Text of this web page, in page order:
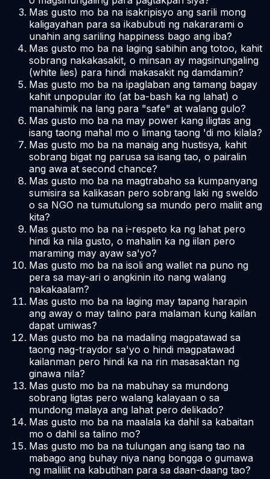
Mas gusto mo ba na isakripisyo ang sarili mong
kaligayahan para sa ikabubuti ng nakararami o
unahin ang sariling happiness bago ang iba?
Mas gusto mo ba na laging sabihin ang totoo, kahit
sobrang nakakasakit, o minsan ay magsinungaling
(white lies) para hindi makasakit ng damdamin?
Mas gusto mo ba na ipaglaban ang tamang bagay
kahit unpopular ito (at ba-bash ka ng lahat) o
manahimik na lang para "safe" at walang gulo?
Mas gusto mo ba na may power kang iligtas ang
isang taong mahal mo o limang taong 'di mo kilala?
Mas gusto mo ba na manaig ang hustisya, kahit
sobrang bigat ng parusa sa isang tao, o pairalin
ang awa at second chance?
Mas gusto mo ba na magtrabaho sa kumpanyang
sumisira sa kalikasan pero sobrang laki ng sweldo
o sa NGO na tumutulong sa mundo pero maliit ang
kita?
Mas gusto mo ba na i-respeto ka ng lahat pero
hindi ka nila gusto, o mahalin ka ng iilan pero
maraming may ayaw sa'yo?
Mas gusto mo ba na isoli ang wallet na puno ng
pera sa may-ari o angkinin ito nang walang
nakakaalam?
Mas gusto mo ba na laging may tapang harapin
ang away o may talino para malaman kung kailan
dapat umiwas?
Mas gusto mo ba na madaling magpatawad sa
taong nag-traydor sa'yo o hindi magpatawad
kailanman pero hindi ka na rin masasaktan ng
ginawa nila?
Mas gusto mo ba na mabuhay sa mundong
sobrang ligtas pero walang kalayaan o sa
mundong malaya ang lahat pero delikado?
Mas gusto mo ba na maalala ka dahil sa kabaitan
mo o dahil sa talino mo?
Mas gusto mo ba na tulungan ang isang tao na
mabago ang buhay niya nang bongga o gumawa
ng maliliit na kabutihan para sa daan-daang tao?